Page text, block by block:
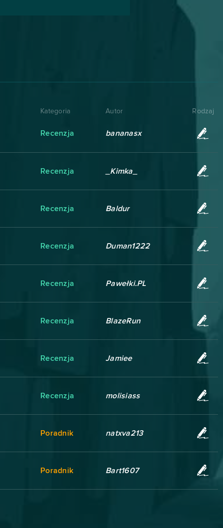
Kategoria Autor Rodzaj
Recenzja bananasx
Recenzja _Kimka_
Recenzja Baldur
Recenzja Duman1222
Recenzja Pawełki.PL
Recenzja BlazeRun
Recenzja Jamiee
Recenzja molisiass
Poradnik natxva213
Poradnik Bart1607